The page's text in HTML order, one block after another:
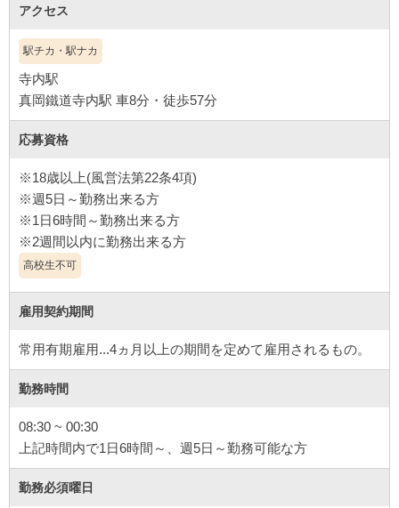
アクセス
駅チカ・駅ナカ
寺内駅
真岡鐵道寺内駅 車8分・徒歩57分
応募資格
※18歳以上(風営法第22条4項)
※週5日～勤務出来る方
※1日6時間～勤務出来る方
高校生不可
雇用契約期間
常用有期雇用...4ヵ月以上の期間を定めて雇用されるもの。
勤務時間
08:30 ~ 00:30
上記時間内で1日6時間～、週5日～勤務可能な方
勤務必須曜日